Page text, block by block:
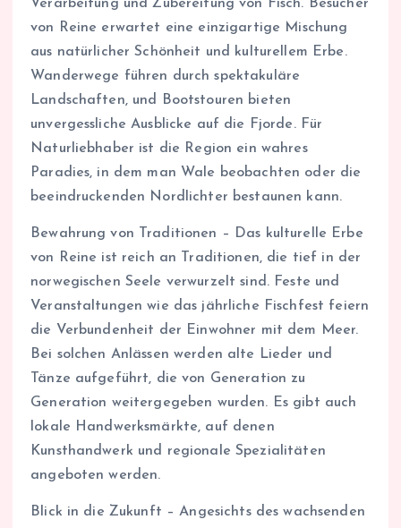
Verarbeitung und Zubereitung von Fisch. Besucher
von Reine erwartet eine einzigartige Mischung
aus natürlicher Schönheit und kulturellem Erbe.
Wanderwege führen durch spektakuläre
Landschaften, und Bootstouren bieten
unvergessliche Ausblicke auf die Fjorde. Für
Naturliebhaber ist die Region ein wahres
Paradies, in dem man Wale beobachten oder die
beeindruckenden Nordlichter bestaunen kann.
Bewahrung von Traditionen – Das kulturelle Erbe
von Reine ist reich an Traditionen, die tief in der
norwegischen Seele verwurzelt sind. Feste und
Veranstaltungen wie das jährliche Fischfest feiern
die Verbundenheit der Einwohner mit dem Meer.
Bei solchen Anlässen werden alte Lieder und
Tänze aufgeführt, die von Generation zu
Generation weitergegeben wurden. Es gibt auch
lokale Handwerksmärkte, auf denen
Kunsthandwerk und regionale Spezialitäten
angeboten werden.
Blick in die Zukunft – Angesichts des wachsenden